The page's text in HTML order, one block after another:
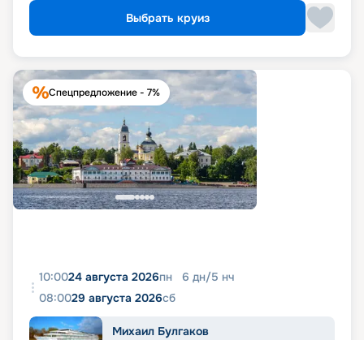
Выбрать круиз
Спецпредложение - 7%
10:0024 августа 2026пн 6 дн/5 нч
08:0029 августа 2026сб
Михаил Булгаков